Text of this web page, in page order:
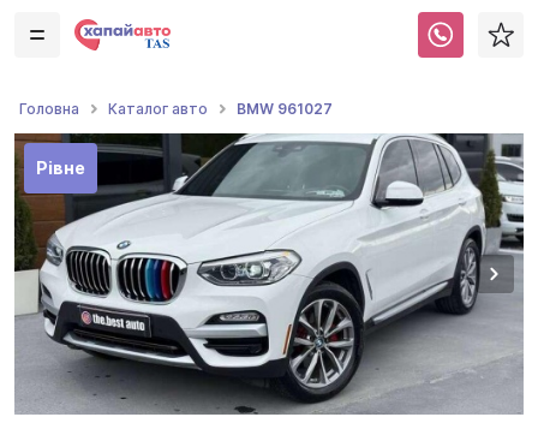
Головна Каталог авто BMW 961027
Рівне